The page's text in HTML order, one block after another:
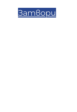
Затвори